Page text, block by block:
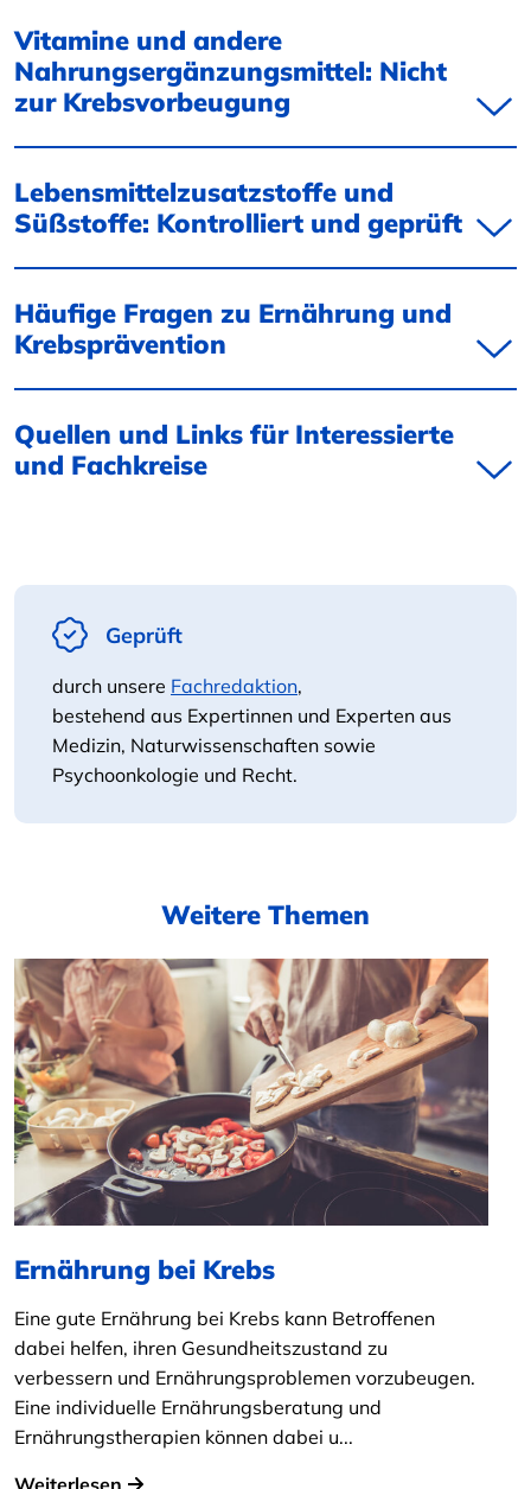
Vitamine und andere
Nahrungsergänzungsmittel: Nicht
zur Krebsvorbeugung
Lebensmittelzusatzstoffe und
Süßstoffe: Kontrolliert und geprüft
Häufige Fragen zu Ernährung und
Krebsprävention
Quellen und Links für Interessierte
und Fachkreise
Geprüft
durch unsere Fachredaktion,
bestehend aus Expertinnen und Experten aus
Medizin, Naturwissenschaften sowie
Psychoonkologie und Recht.
Weitere Themen
Ernährung bei Krebs
Eine gute Ernährung bei Krebs kann Betroffenen
dabei helfen, ihren Gesundheitszustand zu
verbessern und Ernährungsproblemen vorzubeugen.
Eine individuelle Ernährungsberatung und
Ernährungstherapien können dabei u...
Weiterlesen